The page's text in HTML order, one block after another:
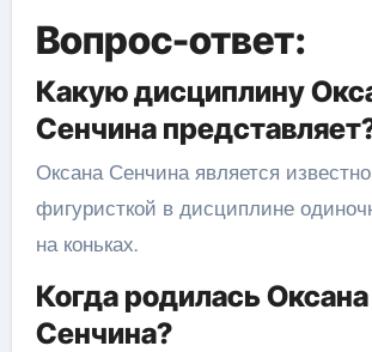
Вопрос-ответ:
Какую дисциплину
Сенчина
Оксана Сенчина является
фигуристкой в дисциплине
на коньках.
Когда родилась Оксана
Сенчина?